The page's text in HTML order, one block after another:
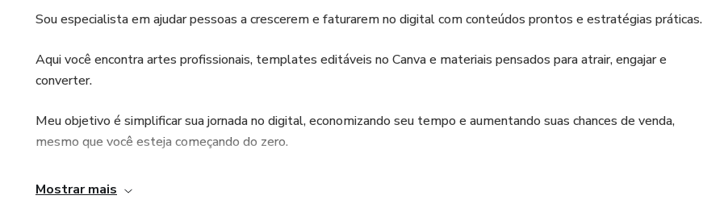
Você pode usar, editar e vender esse produto quantas vezes quiser.
Perfeito para gerar renda extra ou montar seu próprio negócio digital.
Sou especialista em ajudar pessoas a crescerem e faturarem no digital com conteúdos prontos e estratégias práticas.
Aqui você encontra artes profissionais, templates editáveis no Canva e materiais pensados para atrair, engajar e
converter.
Meu objetivo é simplificar sua jornada no digital, economizando seu tempo e aumentando suas chances de venda,
mesmo que você esteja começando do zero.
Se você quer um perfil mais profissional, mais engajamento e mais resultados, você está no lugar certo.
Mostrar mais